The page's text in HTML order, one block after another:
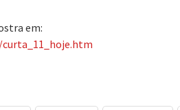
em: